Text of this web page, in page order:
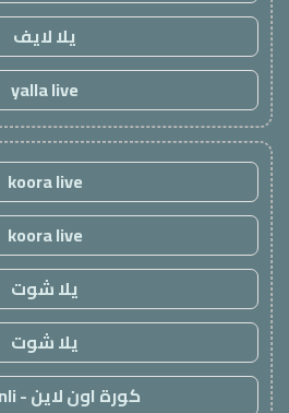
يلا لايف
yalla live
koora live
koora live
يلا شوت
يلا شوت
كورة اون لاين - kora onli